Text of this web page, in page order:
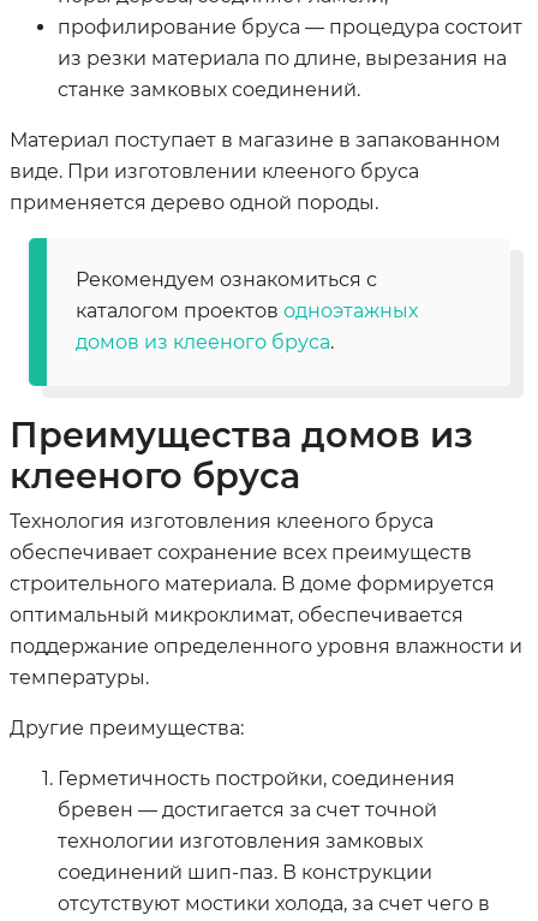
профилирование бруса — процедура состоит
из резки материала по длине, вырезания на
станке замковых соединений.
Материал поступает в магазине в запакованном
виде. При изготовлении клееного бруса
применяется дерево одной породы.
Рекомендуем ознакомиться с
каталогом проектов одноэтажных
домов из клееного бруса.
Преимущества домов из
клееного бруса
Технология изготовления клееного бруса
обеспечивает сохранение всех преимуществ
строительного материала. В доме формируется
оптимальный микроклимат, обеспечивается
поддержание определенного уровня влажности и
температуры.
Другие преимущества:
Герметичность постройки, соединения
бревен — достигается за счет точной
технологии изготовления замковых
соединений шип-паз. В конструкции
отсутствуют мостики холода, за счет чего в